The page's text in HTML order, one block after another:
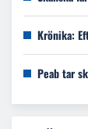
Krönika:
Peab tar